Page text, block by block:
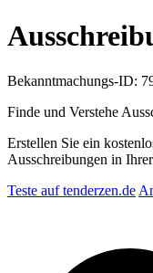
Bekanntmachungs-ID:
Finde und Verstehe
Erstellen Sie ein
Ausschreibungen in
Teste auf tenderzen.de